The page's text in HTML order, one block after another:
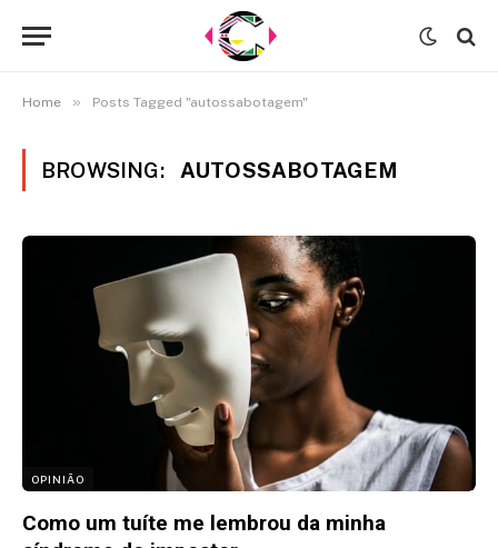
Home » Posts Tagged "autossabotagem"
BROWSING: AUTOSSABOTAGEM
OPINIÃO
Como um tuíte me lembrou da minha